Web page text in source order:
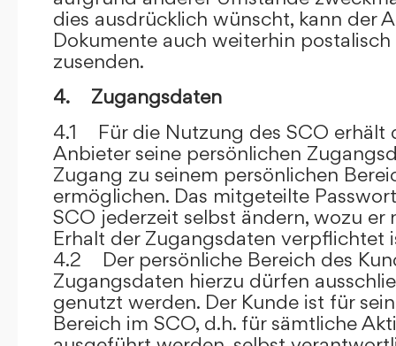
dies ausdrücklich wünscht, kann der
Dokumente auch weiterhin
zusenden.
4. Zugangsdaten
4.1 Für die Nutzung des SCO erhält
Anbieter seine persönlichen
Zugang zu seinem persönlichen
ermöglichen. Das mitgeteilte
SCO jederzeit selbst ändern, wozu er
Erhalt der Zugangsdaten verpflichtet
4.2 Der persönliche Bereich des
Zugangsdaten hierzu dürfen
genutzt werden. Der Kunde ist für
Bereich im SCO, d.h. für sämtliche